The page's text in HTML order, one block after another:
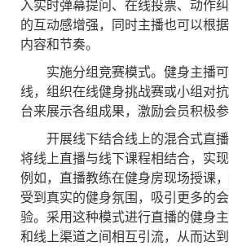
入实时弹幕提问、在线投票、动作
的互动感增强，同时主播也可以根
内容和节奏。
实施分组竞赛模式。健身主播可
线，组织在线健身挑战赛或小组对
台来展示各组成果，激励会员积极参
开展线下结合线上的混合式直播
将线上直播与线下课程相结合，实
例如，直播教练在健身房现场授课
受到真实的健身氛围，吸引更多的
验。采用这种模式进行直播的健身
和线上渠道之间相互引流，从而达